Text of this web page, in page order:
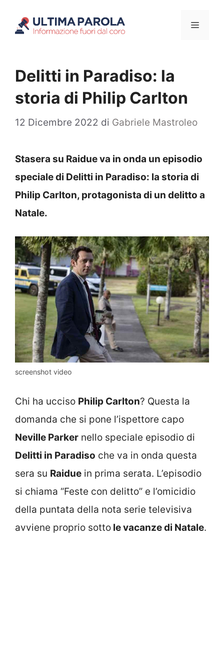
Menu
Delitti in Paradiso: la
storia di Philip Carlton
12 Dicembre 2022 di Gabriele Mastroleo
Stasera su Raidue va in onda un episodio
speciale di Delitti in Paradiso: la storia di
Philip Carlton, protagonista di un delitto a
Natale.
screenshot video
Chi ha ucciso Philip Carlton? Questa la
domanda che si pone l’ispettore capo
Neville Parker nello speciale episodio di
Delitti in Paradiso che va in onda questa
sera su Raidue in prima serata. L’episodio
si chiama “Feste con delitto” e l’omicidio
della puntata della nota serie televisiva
avviene proprio sotto le vacanze di Natale.